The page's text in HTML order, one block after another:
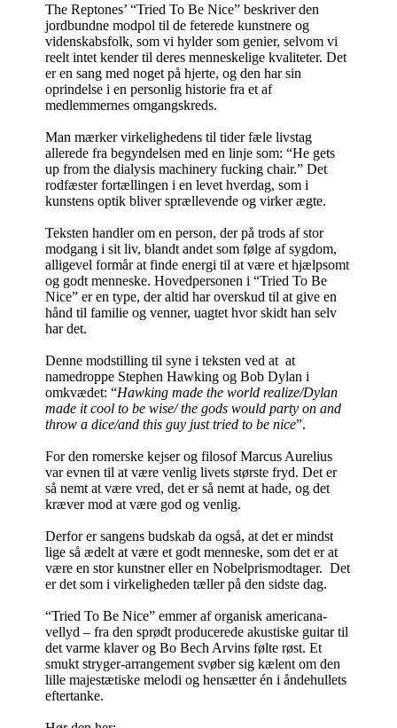
The Reptones’ “Tried To Be Nice” beskriver den
jordbundne modpol til de feterede kunstnere og
videnskabsfolk, som vi hylder som genier, selvom vi
reelt intet kender til deres menneskelige kvaliteter. Det
er en sang med noget på hjerte, og den har sin
oprindelse i en personlig historie fra et af
medlemmernes omgangskreds.
Man mærker virkelighedens til tider fæle livstag
allerede fra begyndelsen med en linje som: “He gets
up from the dialysis machinery fucking chair.” Det
rodfæster fortællingen i en levet hverdag, som i
kunstens optik bliver sprællevende og virker ægte.
Teksten handler om en person, der på trods af stor
modgang i sit liv, blandt andet som følge af sygdom,
alligevel formår at finde energi til at være et hjælpsomt
og godt menneske. Hovedpersonen i “Tried To Be
Nice” er en type, der altid har overskud til at give en
hånd til familie og venner, uagtet hvor skidt han selv
har det.
Denne modstilling til syne i teksten ved at at
namedroppe Stephen Hawking og Bob Dylan i
omkvædet: “Hawking made the world realize/Dylan
made it cool to be wise/ the gods would party on and
throw a dice/and this guy just tried to be nice”.
For den romerske kejser og filosof Marcus Aurelius
var evnen til at være venlig livets største fryd. Det er
så nemt at være vred, det er så nemt at hade, og det
kræver mod at være god og venlig.
Derfor er sangens budskab da også, at det er mindst
lige så ædelt at være et godt menneske, som det er at
være en stor kunstner eller en Nobelprismodtager. Det
er det som i virkeligheden tæller på den sidste dag.
“Tried To Be Nice” emmer af organisk americana-
vellyd – fra den sprødt producerede akustiske guitar til
det varme klaver og Bo Bech Arvins følte røst. Et
smukt stryger-arrangement svøber sig kælent om den
lille majestætiske melodi og hensætter én i åndehullets
eftertanke.